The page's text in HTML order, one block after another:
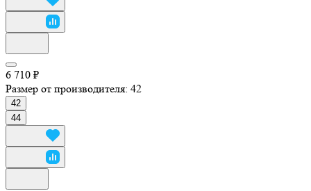
6 710 ₽
Размер от производителя: 42
42
44